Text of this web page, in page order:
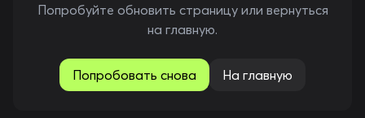
Попробуйте обновить страницу или вернуться
на главную.
Попробовать снова На главную